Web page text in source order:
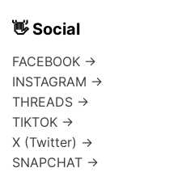
👋 Social
FACEBOOK →
INSTAGRAM →
THREADS →
TIKTOK →
X (Twitter) →
SNAPCHAT →